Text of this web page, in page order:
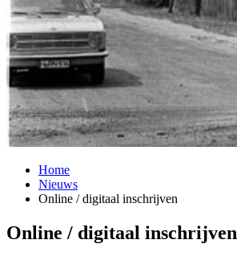
Home
Nieuws
Online / digitaal inschrijven
Online / digitaal inschrijven